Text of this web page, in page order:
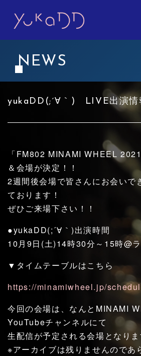
NEWS
yukaDD(;´∀｀) LIVE出演情
「FM802 MINAMI WHEEL
＆会場が決定！！
2週間後会場で皆さんにお会いで
ております！
ぜひご来場下さい！！
●yukaDD(;´∀｀)出演時間
10月9日(土)14時30分～15時@
▼タイムテーブルはこちら
https://minamiwheel.jp/
今回の会場は、なんとMINAMI
YouTubeチャンネルにて
生配信が予定される会場となりま
※アーカイブは残りませんのであ